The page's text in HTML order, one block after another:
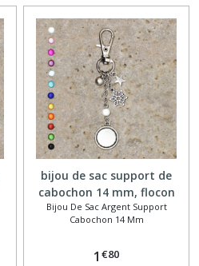
bijou de sac support de
cabochon 14 mm, flocon
Bijou De Sac Argent Support
Cabochon 14 Mm
1 €80